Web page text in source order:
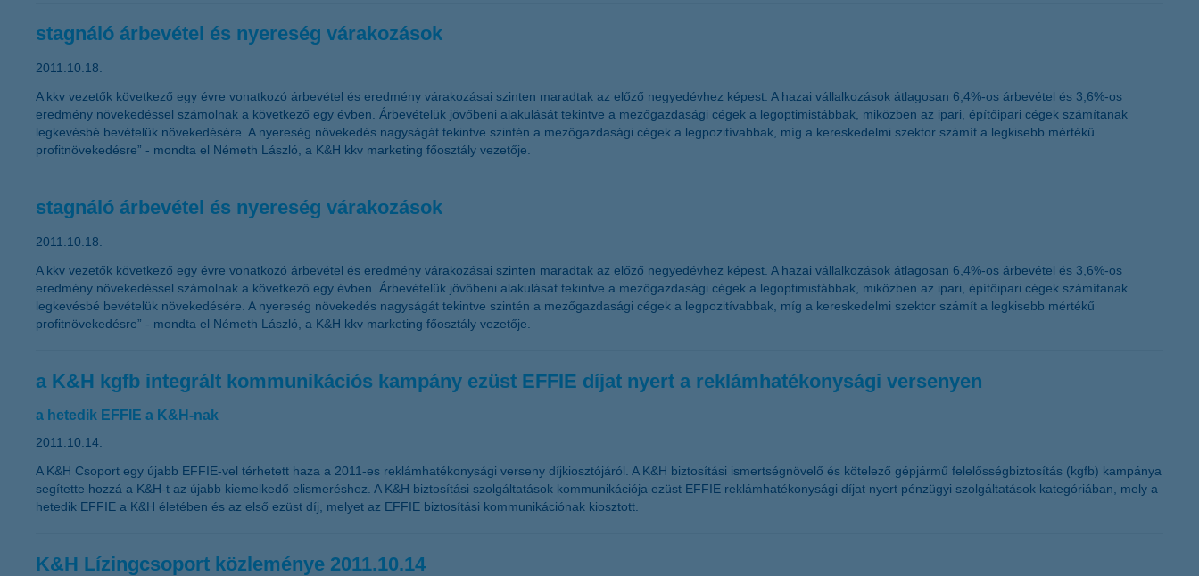
stagnáló árbevétel és nyereség várakozások
2011.10.18.
A kkv vezetők következő egy évre vonatkozó árbevétel és eredmény várakozásai szinten maradtak az előző negyedévhez képest. A hazai vállalkozások átlagosan 6,4%-os árbevétel és 3,6%-os
eredmény növekedéssel számolnak a következő egy évben. Árbevételük jövőbeni alakulását tekintve a mezőgazdasági cégek a legoptimistábbak, miközben az ipari, építőipari cégek számítanak
legkevésbé bevételük növekedésére. A nyereség növekedés nagyságát tekintve szintén a mezőgazdasági cégek a legpozitívabbak, míg a kereskedelmi szektor számít a legkisebb mértékű
profitnövekedésre” - mondta el Németh László, a K&H kkv marketing főosztály vezetője.
stagnáló árbevétel és nyereség várakozások
2011.10.18.
A kkv vezetők következő egy évre vonatkozó árbevétel és eredmény várakozásai szinten maradtak az előző negyedévhez képest. A hazai vállalkozások átlagosan 6,4%-os árbevétel és 3,6%-os
eredmény növekedéssel számolnak a következő egy évben. Árbevételük jövőbeni alakulását tekintve a mezőgazdasági cégek a legoptimistábbak, miközben az ipari, építőipari cégek számítanak
legkevésbé bevételük növekedésére. A nyereség növekedés nagyságát tekintve szintén a mezőgazdasági cégek a legpozitívabbak, míg a kereskedelmi szektor számít a legkisebb mértékű
profitnövekedésre” - mondta el Németh László, a K&H kkv marketing főosztály vezetője.
a K&H kgfb integrált kommunikációs kampány ezüst EFFIE díjat nyert a reklámhatékonysági versenyen
a hetedik EFFIE a K&H-nak
2011.10.14.
A K&H Csoport egy újabb EFFIE-vel térhetett haza a 2011-es reklámhatékonysági verseny díjkiosztójáról. A K&H biztosítási ismertségnövelő és kötelező gépjármű felelősségbiztosítás (kgfb) kampánya
segítette hozzá a K&H-t az újabb kiemelkedő elismeréshez. A K&H biztosítási szolgáltatások kommunikációja ezüst EFFIE reklámhatékonysági díjat nyert pénzügyi szolgáltatások kategóriában, mely a
hetedik EFFIE a K&H életében és az első ezüst díj, melyet az EFFIE biztosítási kommunikációnak kiosztott.
K&H Lízingcsoport közleménye 2011.10.14